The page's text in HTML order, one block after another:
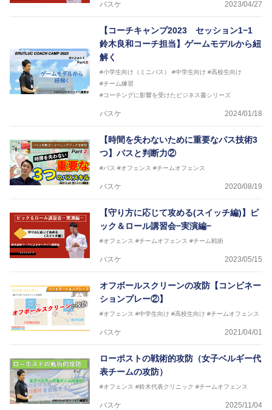
バスケ 2023/04/27
【コーチキャンプ2023 セッション1−1
鈴木良和コーチ担当】ゲームモデルから紐
解く
#小学生向け（ミニバス） #中学生向け #高校生向け
#チーム練習
#コーチングに影響を受けたビジネス書シリーズ
バスケ 2024/01/18
【時間を失わないために重要なパス技術3
つ】パスと判断力②
#パス #オフェンス #チームオフェンス
バスケ 2020/08/19
【守り方に応じて攻める(スイッチ編)】ピ
ック＆ロール講習会−実演編−
#オフェンス #チームオフェンス #チーム戦術
バスケ 2023/05/15
オフボールスクリーンの攻防【コンビネー
ションプレー②】
#オフェンス #中学生向け #高校生向け #チームオフェンス
バスケ 2021/04/01
ローポストの戦術的攻防（女子ベルギー代
表チームの攻防）
#オフェンス #鈴木代表クリニック #チームオフェンス
バスケ 2025/11/04